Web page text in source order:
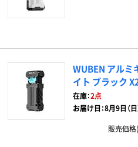
WUBEN アルミ
イト ブラック
在庫：2点
お届け日：8月9日（日
販売価格